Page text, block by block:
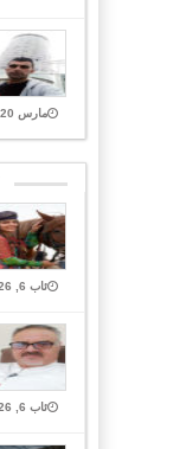
مارس 20, 2019 Closed
ئاب 6, 2026
ئاب 6, 2026